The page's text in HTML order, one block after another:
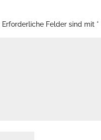
Erforderliche Felder sind mit *